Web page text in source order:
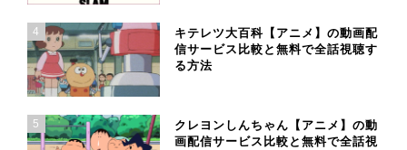
4
キテレツ大百科【アニメ】の動画配
信サービス比較と無料で全話視聴す
る方法
5
クレヨンしんちゃん【アニメ】の動
画配信サービス比較と無料で全話視